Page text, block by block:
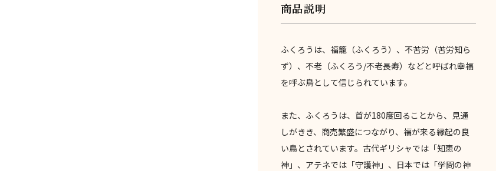
商品説明
ふくろうは、福籠（ふくろう）、不苦労（苦労知ら
ず）、不老（ふくろう/不老長寿）などと呼ばれ幸福
を呼ぶ鳥として信じられています。
また、ふくろうは、首が180度回ることから、見通
しがきき、商売繁盛につながり、福が来る縁起の良
い鳥とされています。古代ギリシャでは「知恵の
神」、アテネでは「守護神」、日本では「学問の神